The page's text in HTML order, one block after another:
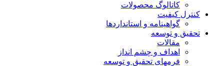
کاتالوگ محصولات
کنترل کیفیت
گواهينامه و استانداردها
تحقيق و توسعه
مقالات
اهداف و چشم انداز
فرمهای تحقیق و توسعه